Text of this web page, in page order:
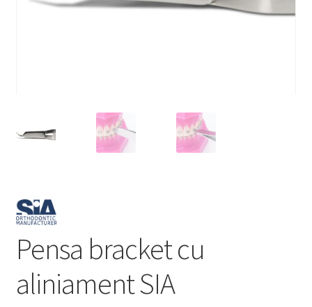
Pensa bracket cu
aliniament SIA